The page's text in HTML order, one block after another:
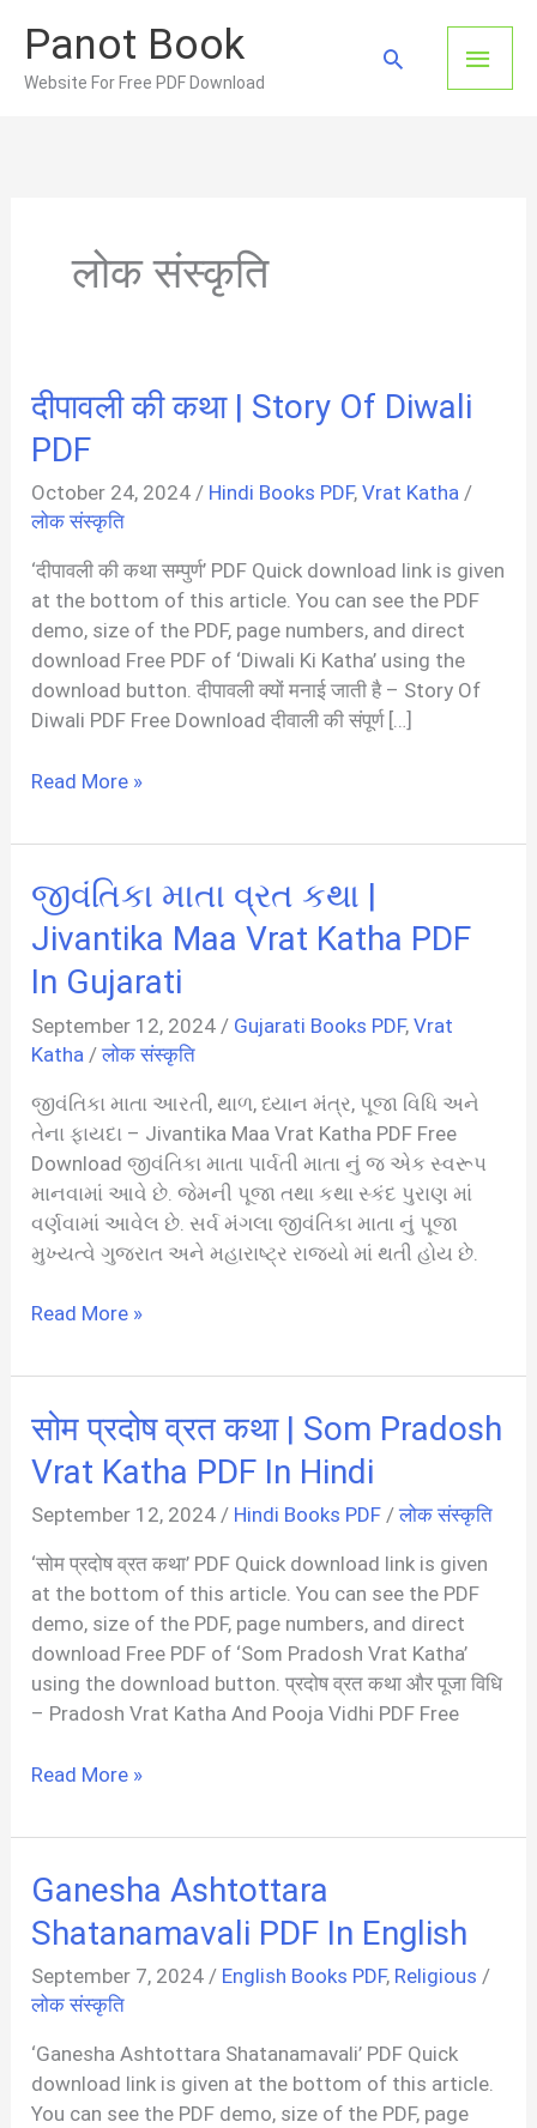
content
Panot Book
Website For Free PDF Download
Main
Search
लोक संस्कृति
दीपावली की कथा | Story Of Diwali
PDF
October 24, 2024/ Hindi Books PDF,Vrat Katha /
लोक संस्कृति
‘दीपावली की कथा सम्पुर्ण’ PDF Quick download link is given
at the bottom of this article. You can see the PDF
demo, size of the PDF, page numbers, and direct
download Free PDF of ‘Diwali Ki Katha’ using the
download button. दीपावली क्यों मनाई जाती है – Story Of
Diwali PDF Free Download दीवाली की संपूर्ण […]
दीपावली
कथा
Story
Of
PDF
Read More »
જીવંતિકા માતા વ્રત કથા |
Jivantika Maa Vrat Katha PDF
In Gujarati
September 12, 2024 / Gujarati Books PDF,Vrat
Katha /लोक संस्कृति
જીવંતિકા માતા આરતી, થાળ, ધ્યાન મંત્ર, પૂજા વિધિ અને
તેના ફાયદા – Jivantika Maa Vrat Katha PDF Free
Download જીવંતિકા માતા પાર્વતી માતા નું જ એક સ્વરૂપ
માનવામાં આવે છે. જેમની પૂજા તથા કથા સ્કંદ પુરાણ માં
વર્ણવામાં આવેલ છે. સર્વ મંગલા જીવંતિકા માતા નું પૂજા
મુખ્યત્વે ગુજરાત અને મહારાષ્ટ્ર રાજ્યો માં થતી હોય છે.
જીવંતિકા
વ્રત
|
Jivantika
Vrat
Katha
PDF
In
Gujarati
Read More »
सोम प्रदोष व्रत कथा | Som Pradosh
Vrat Katha PDF In Hindi
September 12, 2024/ Hindi Books PDF /लोक संस्कृति
‘सोम प्रदोष व्रत कथा’ PDF Quick download link is given
at the bottom of this article. You can see the PDF
demo, size of the PDF, page numbers, and direct
download Free PDF of ‘Som Pradosh Vrat Katha’
using the download button. प्रदोष व्रत कथा और पूजा विधि
– Pradosh Vrat Katha And Pooja Vidhi PDF Free
सोम
व्रत
|
Som
Pradosh
Vrat
Katha
PDF
In
Hindi
Read More »
Ganesha Ashtottara
Shatanamavali PDF In English
September 7, 2024/ English Books PDF, Religious /
लोक संस्कृति
‘Ganesha Ashtottara Shatanamavali’ PDF Quick
download link is given at the bottom of this article.
You can see the PDF demo, size of the PDF, page